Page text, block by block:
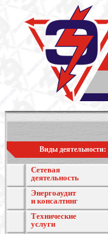
Виды деятельности:
Сетевая
деятельность
Энергоаудит
и консалтинг
Технические
услуги